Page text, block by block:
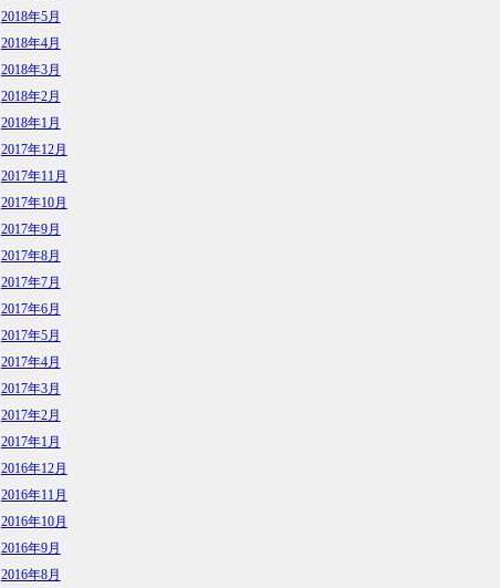
2018年5月
2018年4月
2018年3月
2018年2月
2018年1月
2017年12月
2017年11月
2017年10月
2017年9月
2017年8月
2017年7月
2017年6月
2017年5月
2017年4月
2017年3月
2017年2月
2017年1月
2016年12月
2016年11月
2016年10月
2016年9月
2016年8月